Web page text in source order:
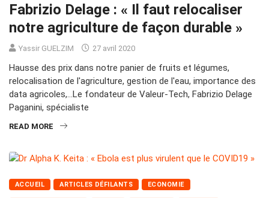
Fabrizio Delage : « Il faut relocaliser
notre agriculture de façon durable »
Yassir GUELZIM 27 avril 2020
Hausse des prix dans notre panier de fruits et légumes,
relocalisation de l'agriculture, gestion de l'eau, importance des
data agricoles,…Le fondateur de Valeur-Tech, Fabrizio Delage
Paganini, spécialiste
READ MORE
ACCUEIL ARTICLES DÉFILANTS ECONOMIE